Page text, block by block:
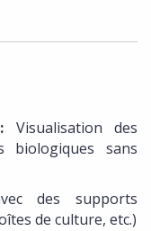
Visualisation des
biologiques sans
des supports
de culture, etc.)